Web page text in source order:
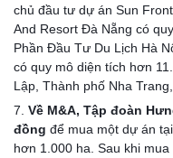
chủ đầu tư dự án Sun
And Resort Đà Nẵng có
Phần Đầu Tư Du Lịch Hà
có quy mô diện tích hơn
Lập, Thành phố Nha
7. Về M&A, Tập đoàn
đồng để mua một dự án
hơn 1.000 ha. Sau khi